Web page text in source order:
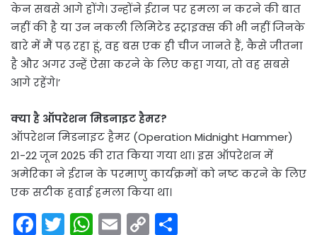
केन सबसे आगे होंगे। उन्होंने ईरान पर हमला न करने की बात
नहीं की है या उन नकली लिमिटेड स्ट्राइक्स की भी नहीं जिनके
बारे में मैं पढ़ रहा हूं, वह बस एक ही चीज जानते हैं, कैसे जीतना
है और अगर उन्हें ऐसा करने के लिए कहा गया, तो वह सबसे
आगे रहेंगे।’
क्या है ऑपरेशन मिडनाइट हैमर?
ऑपरेशन मिडनाइट हैमर (Operation Midnight Hammer)
21-22 जून 2025 की रात किया गया था। इस ऑपरेशन में
अमेरिका ने ईरान के परमाणु कार्यक्रमों को नष्ट करने के लिए
एक सटीक हवाई हमला किया था।
F T W E C